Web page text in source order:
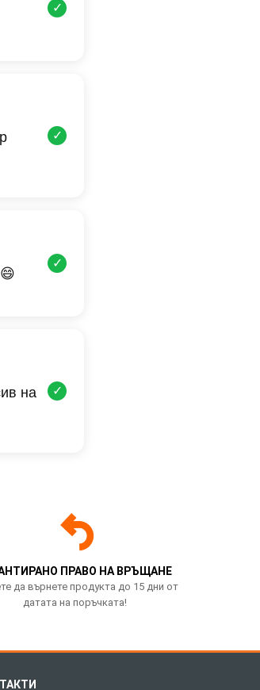
✓
✓
✓
на
✓
ПРАВО НА ВРЪЩАНЕ
да върнете продукта до 15 дни от
датата на поръчката!